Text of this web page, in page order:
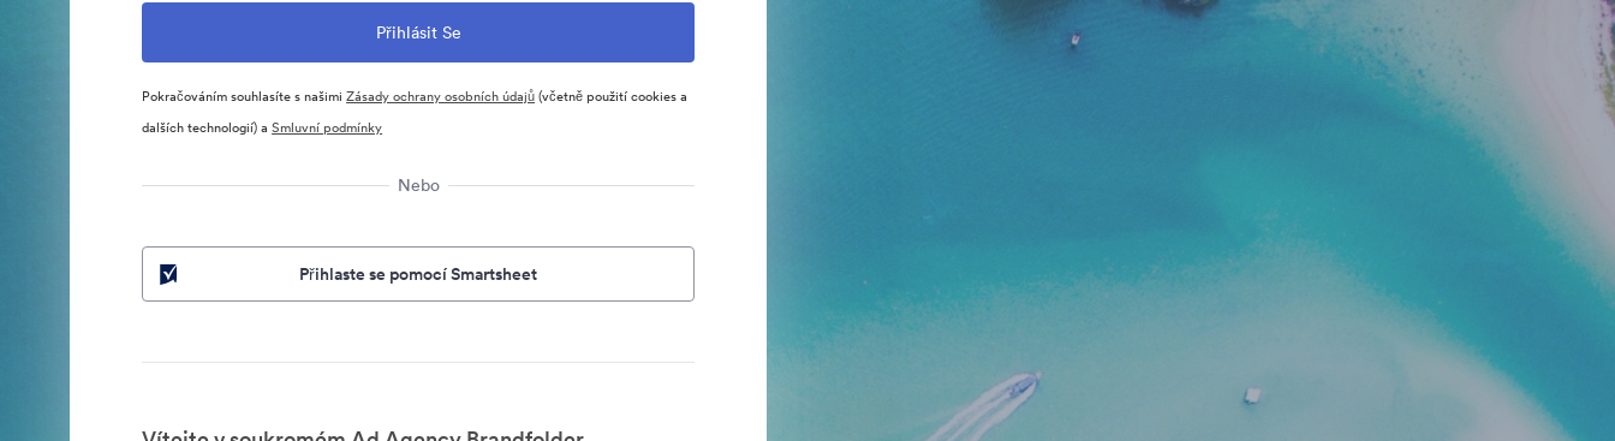
Pokračováním souhlasíte s našimiZásady ochrany osobních údajů(včetně použití cookies a
dalších technologií) aSmluvní podmínky
Nebo
Přihlaste se pomocí Smartsheet